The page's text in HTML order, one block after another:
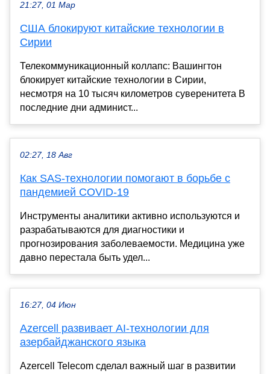
21:27, 01 Мар
США блокируют китайские технологии в
Сирии
Телекоммуникационный коллапс: Вашингтон
блокирует китайские технологии в Сирии,
несмотря на 10 тысяч километров суверенитета В
последние дни админист...
02:27, 18 Авг
Как SAS-технологии помогают в борьбе с
пандемией COVID-19
Инструменты аналитики активно используются и
разрабатываются для диагностики и
прогнозирования заболеваемости. Медицина уже
давно перестала быть удел...
16:27, 04 Июн
Azercell развивает AI-технологии для
азербайджанского языка
Azercell Telecom сделал важный шаг в развитии